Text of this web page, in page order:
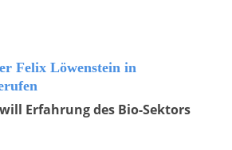
Felix Löwenstein in
Erfahrung des Bio-Sektors